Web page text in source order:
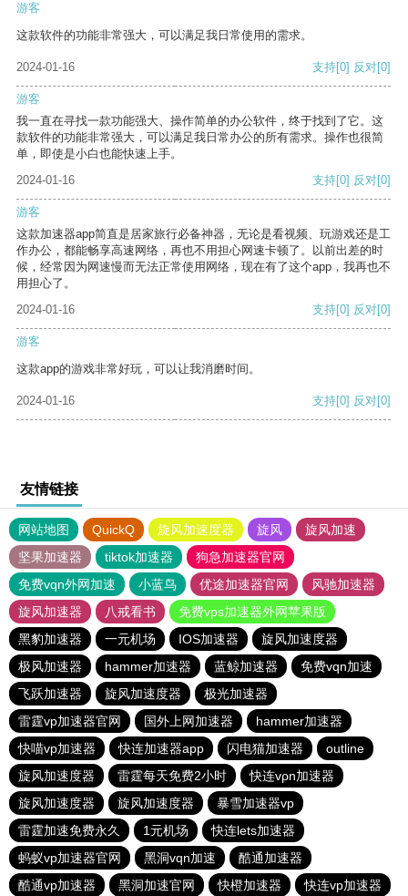
游客
这款软件的功能非常强大，可以满足我日常使用的需求。
2024-01-16 支持[0] 反对[0]
游客
我一直在寻找一款功能强大、操作简单的办公软件，终于找到了它。这
款软件的功能非常强大，可以满足我日常办公的所有需求。操作也很简
单，即使是小白也能快速上手。
2024-01-16
支持[0] 反对[0]
游客
这款加速器app简直是居家旅行必备神器，无论是看视频、玩游戏还是工
作办公，都能畅享高速网络，再也不用担心网速卡顿了。以前出差的时
候，经常因为网速慢而无法正常使用网络，现在有了这个app，我再也不
用担心了。
2024-01-16
支持[0] 反对[0]
游客
这款app的游戏非常好玩，可以让我消磨时间。
2024-01-16 支持[0] 反对[0]
友情链接
网站地图 QuickQ 旋风加速度器 旋风
旋风加速
坚果加速器
tiktok加速器
狗急加速器官网
免费vqn外网加速
小蓝鸟 优途加速器官网
风驰加速器
旋风加速器
八戒看书
免费vps加速器外网苹果版
黑豹加速器
一元机场 IOS加速器
旋风加速度器
极风加速器
hammer加速器 蓝鲸加速器
免费vqn加速
飞跃加速器
旋风加速度器
极光加速器
雷霆vp加速器官网
国外上网加速器
hammer加速器
快喵vp加速器
快连加速器app 闪电猫加速器
outline
旋风加速度器
雷霆每天免费2小时
快连vρn加速器
旋风加速度器
旋风加速度器
暴雪加速器vp
雷霆加速免费永久
1元机场
快连lets加速器
蚂蚁vp加速器官网
黑洞vqn加速
酷通加速器
酷通vp加速器
黑洞加速官网 快橙加速器 快连vp加速器